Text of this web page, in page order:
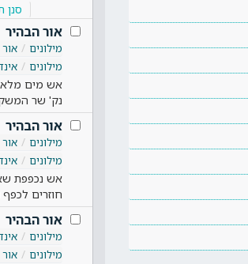
סנן
אור הבהיר
מילונים
מילונים
אש מים
נק' שר
אור הבהיר
מילונים
מילונים
אש נכפפת
חוזרים
אור הבהיר
מילונים
מילונים